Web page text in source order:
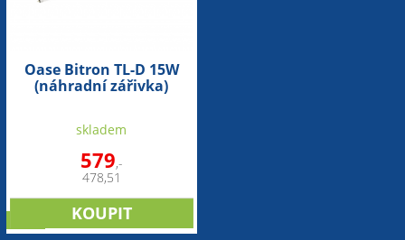
Oase Bitron TL-D 15W
(náhradní zářivka)
skladem
579,-
478,51